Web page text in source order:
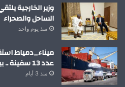
وزير الخارجية
الساحل والصحراء
منذ يوم واحد
عدد 13 سفينة .. بينما غادر 12 سفينة
منذ 3 أيام